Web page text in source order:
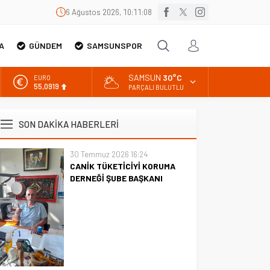
6 Ağustos 2026, 10:11:09
GÜNDEM SAMSUNSPOR
EURO
55,0919
BİST
13.703,13
DOLAR
47,5932
SAMSUN 30°C
PARÇALI BULUTLU
SON DAKİKA HABERLERİ
30 Temmuz 2026 16:24
CANİK TÜKETİCİYİ KORUMA
DERNEĞİ ŞUBE BAŞKANI